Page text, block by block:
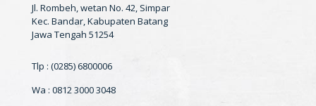
Jl. Rombeh, wetan No. 42, Simpar
Kec. Bandar, Kabupaten Batang
Jawa Tengah 51254
Tlp : (0285) 6800006
Wa : 0812 3000 3048